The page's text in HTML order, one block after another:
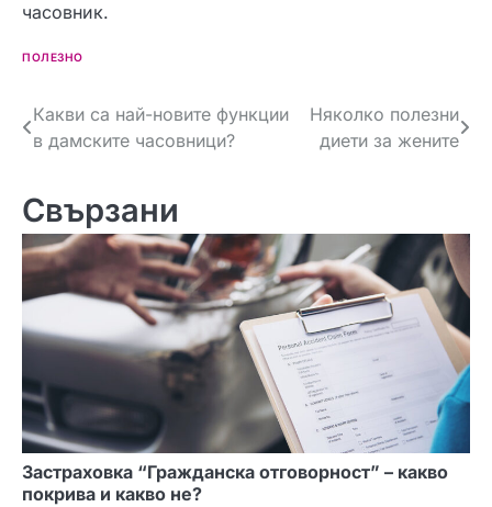
часовник.
ПОЛЕЗНО
Навигация
Какви са най-новите функции
в дамските часовници?
Няколко полезни
диети за жените
Свързани
Застраховка “Гражданска отговорност” – какво
покрива и какво не?